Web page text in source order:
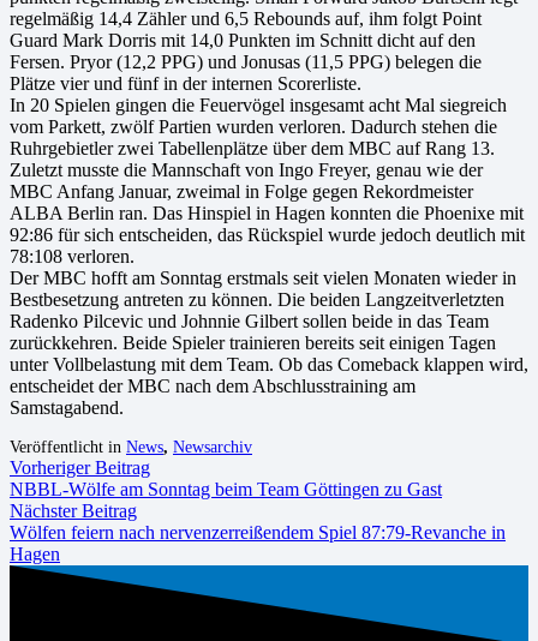
regelmäßig 14,4 Zähler und 6,5 Rebounds auf, ihm folgt Point
Guard Mark Dorris mit 14,0 Punkten im Schnitt dicht auf den
Fersen. Pryor (12,2 PPG) und Jonusas (11,5 PPG) belegen die
Plätze vier und fünf in der internen Scorerliste.
In 20 Spielen gingen die Feuervögel insgesamt acht Mal siegreich
vom Parkett, zwölf Partien wurden verloren. Dadurch stehen die
Ruhrgebietler zwei Tabellenplätze über dem MBC auf Rang 13.
Zuletzt musste die Mannschaft von Ingo Freyer, genau wie der
MBC Anfang Januar, zweimal in Folge gegen Rekordmeister
ALBA Berlin ran. Das Hinspiel in Hagen konnten die Phoenixe mit
92:86 für sich entscheiden, das Rückspiel wurde jedoch deutlich mit
78:108 verloren.
Der MBC hofft am Sonntag erstmals seit vielen Monaten wieder in
Bestbesetzung antreten zu können. Die beiden Langzeitverletzten
Radenko Pilcevic und Johnnie Gilbert sollen beide in das Team
zurückkehren. Beide Spieler trainieren bereits seit einigen Tagen
unter Vollbelastung mit dem Team. Ob das Comeback klappen wird,
entscheidet der MBC nach dem Abschlusstraining am
Samstagabend.
Veröffentlicht in News, Newsarchiv
Vorheriger Beitrag
NBBL-Wölfe am Sonntag beim Team Göttingen zu Gast
Nächster Beitrag
Wölfen feiern nach nervenzerreißendem Spiel 87:79-Revanche in
Hagen